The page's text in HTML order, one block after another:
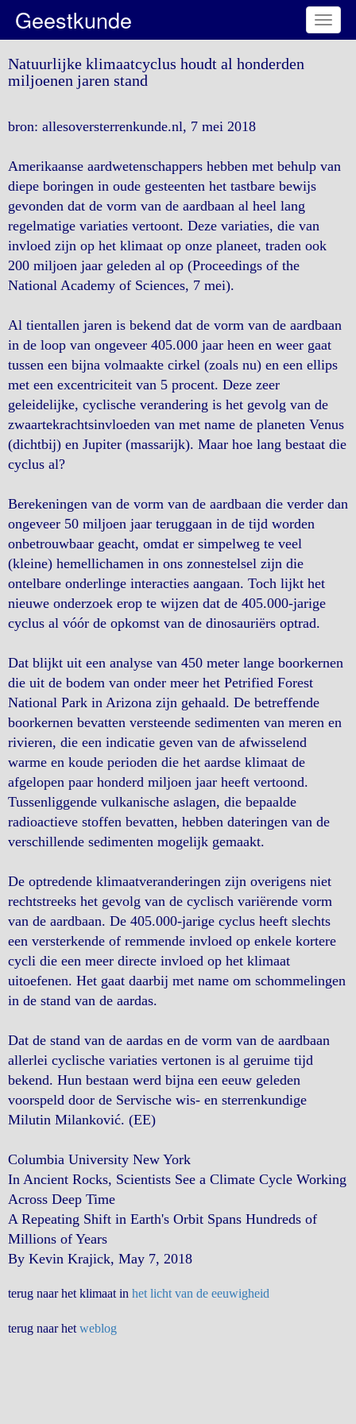
Toggle
Geestkunde
Natuurlijke klimaatcyclus houdt al honderden
miljoenen jaren stand
bron: allesoversterrenkunde.nl, 7 mei 2018
Amerikaanse aardwetenschappers hebben met behulp van
diepe boringen in oude gesteenten het tastbare bewijs
gevonden dat de vorm van de aardbaan al heel lang
regelmatige variaties vertoont. Deze variaties, die van
invloed zijn op het klimaat op onze planeet, traden ook
200 miljoen jaar geleden al op (Proceedings of the
National Academy of Sciences, 7 mei).
Al tientallen jaren is bekend dat de vorm van de aardbaan
in de loop van ongeveer 405.000 jaar heen en weer gaat
tussen een bijna volmaakte cirkel (zoals nu) en een ellips
met een excentriciteit van 5 procent. Deze zeer
geleidelijke, cyclische verandering is het gevolg van de
zwaartekrachtsinvloeden van met name de planeten Venus
(dichtbij) en Jupiter (massarijk). Maar hoe lang bestaat die
cyclus al?
Berekeningen van de vorm van de aardbaan die verder dan
ongeveer 50 miljoen jaar teruggaan in de tijd worden
onbetrouwbaar geacht, omdat er simpelweg te veel
(kleine) hemellichamen in ons zonnestelsel zijn die
ontelbare onderlinge interacties aangaan. Toch lijkt het
nieuwe onderzoek erop te wijzen dat de 405.000-jarige
cyclus al vóór de opkomst van de dinosauriërs optrad.
Dat blijkt uit een analyse van 450 meter lange boorkernen
die uit de bodem van onder meer het Petrified Forest
National Park in Arizona zijn gehaald. De betreffende
boorkernen bevatten versteende sedimenten van meren en
rivieren, die een indicatie geven van de afwisselend
warme en koude perioden die het aardse klimaat de
afgelopen paar honderd miljoen jaar heeft vertoond.
Tussenliggende vulkanische aslagen, die bepaalde
radioactieve stoffen bevatten, hebben dateringen van de
verschillende sedimenten mogelijk gemaakt.
De optredende klimaatveranderingen zijn overigens niet
rechtstreeks het gevolg van de cyclisch variërende vorm
van de aardbaan. De 405.000-jarige cyclus heeft slechts
een versterkende of remmende invloed op enkele kortere
cycli die een meer directe invloed op het klimaat
uitoefenen. Het gaat daarbij met name om schommelingen
in de stand van de aardas.
Dat de stand van de aardas en de vorm van de aardbaan
allerlei cyclische variaties vertonen is al geruime tijd
bekend. Hun bestaan werd bijna een eeuw geleden
voorspeld door de Servische wis- en sterrenkundige
Milutin Milanković. (EE)
Columbia University New York
In Ancient Rocks, Scientists See a Climate Cycle Working
Across Deep Time
A Repeating Shift in Earth's Orbit Spans Hundreds of
Millions of Years
By Kevin Krajick, May 7, 2018
terug naar het klimaat in het licht van de eeuwigheid
terug naar het weblog